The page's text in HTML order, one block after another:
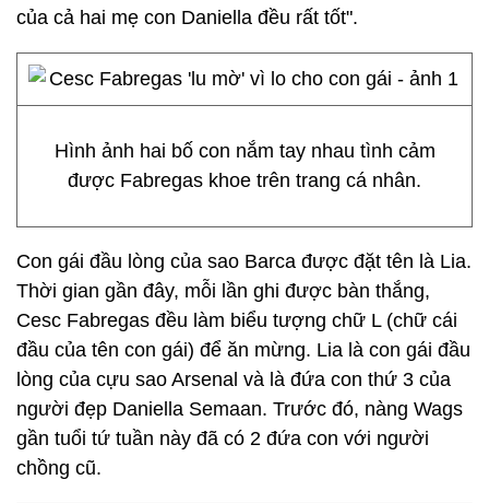
của cả hai mẹ con Daniella đều rất tốt".
Hình ảnh hai bố con nắm tay nhau tình cảm
được Fabregas khoe trên trang cá nhân.
Con gái đầu lòng của sao Barca được đặt tên là Lia.
Thời gian gần đây, mỗi lần ghi được bàn thắng,
Cesc Fabregas đều làm biểu tượng chữ L (chữ cái
đầu của tên con gái) để ăn mừng. Lia là con gái đầu
lòng của cựu sao Arsenal và là đứa con thứ 3 của
người đẹp Daniella Semaan. Trước đó, nàng Wags
gần tuổi tứ tuần này đã có 2 đứa con với người
chồng cũ.